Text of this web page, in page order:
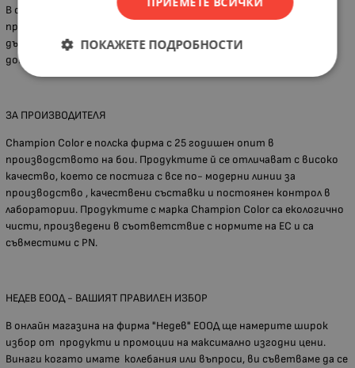
В състава им влизат качествени багрила от водещи
производители в Европа, което гарантира висока трайност и
дълготраен блясък. Флакона е с повишено налагане, което
допринася за по- доброто и плътно нанасяне на боята.
ЗА ПРОИЗВОДИТЕЛЯ
Champion Color е полска фирма с 25 годишен опит в
производството на бои. Продуктите й се отличават с високо
качество, което се постига с все по- модерни линии за
производство , качествени съставки и постоянен контрол в
лаборатории. Продуктите с марка Champion Color са екологично
чисти, произведени в съответствие с нормите на ЕС и са
съвместими с PN.
НЕДЕВ ЕООД - ВАШИЯТ ПРАВИЛЕН ИЗБОР
В онлайн магазина на фирма "Недев" ЕООД ще намерите широк
избор от продукти и промоции на максимално изгодни цени.
Винаги когато имате колебания или въпроси, ви съветваме да се
ПОКАЖЕТЕ ПОДРОБНОСТИ